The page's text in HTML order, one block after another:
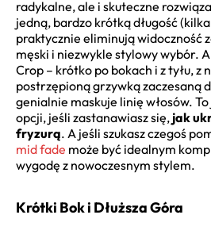
radykalne, ale i skuteczne
jedną, bardzo krótką długość
praktycznie eliminują widoczność
męski i niezwykle stylowy wybór.
Crop – krótko po bokach i z tyłu, z
postrzępioną grzywką zaczesaną
genialnie maskuje linię włosów.
opcji, jeśli zastanawiasz się, jak
fryzurą. A jeśli szukasz czegoś
mid fade może być idealnym
wygodę z nowoczesnym stylem.
Krótki Bok i Dłuższa Góra